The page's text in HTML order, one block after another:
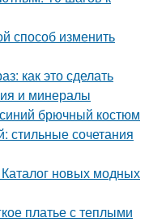
способ изменить
как это сделать
и минералы
брючный костюм
стильные сочетания
новых модных
платье с теплыми